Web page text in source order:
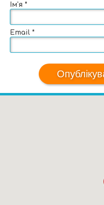
Ім'я *
Email *